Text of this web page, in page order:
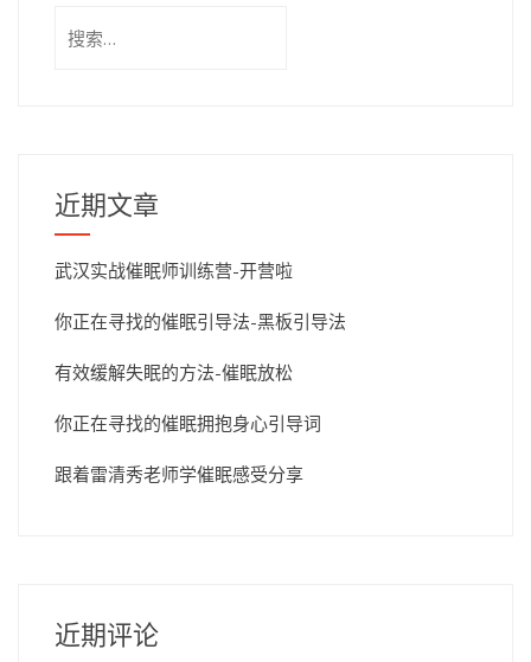
索：
近期文章
武汉实战催眠师训练营-开营啦
你正在寻找的催眠引导法-黑板引导法
有效缓解失眠的方法-催眠放松
你正在寻找的催眠拥抱身心引导词
跟着雷清秀老师学催眠感受分享
近期评论